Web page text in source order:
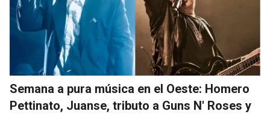
Semana a pura música en el Oeste: Homero
Pettinato, Juanse, tributo a Guns N' Roses y